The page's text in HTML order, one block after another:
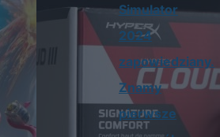
Simulator
2024
zapowiedziany.
Znamy
pierwsze